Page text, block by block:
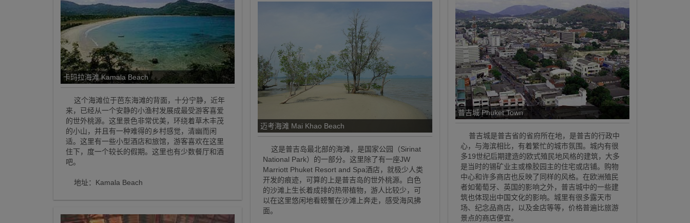
卡玛拉海滩 Kamala Beach
这个海滩位于芭东海滩的背面，十分宁静，近年
来，已经从一个安静的小渔村发展成最受游客喜爱
的世外桃源。这里景色非常优美，环绕着草木丰茂
的小山，并且有一种难得的乡村感觉，清幽而闲
适。这里有一些小型酒店和旅馆，游客喜欢在这里
住下，度一个较长的假期。这里也有少数餐厅和酒
吧。
地址：Kamala Beach
迈考海滩 Mai Khao Beach
这是普吉岛最北部的海滩，是国家公园（Sirinat
National Park）的一部分。这里除了有一座JW
Marriott Phuket Resort and Spa酒店，就极少人类
开发的痕迹，可算的上是普吉岛的世外桃源。白色
的沙滩上生长着成排的热带植物，游人比较少，可
以在这里悠闲地看螃蟹在沙滩上奔走，感受海风拂
面。
普吉城 Phuket Town
普吉城是普吉省的省府所在地，是普吉的行政中
心，与海滨相比，有着繁忙的城市氛围。城内有很
多19世纪后期建造的欧式殖民地风格的建筑，大多
是当时的锡矿业主或橡胶园主的住宅或店铺。购物
中心和许多商店也反映了同样的风格。在欧洲殖民
者如葡萄牙、英国的影响之外，普吉城中的一些建
筑也体现出中国文化的影响。城里有很多露天市
场、纪念品商店，以及金店等等，价格普遍比旅游
景点的商店便宜。